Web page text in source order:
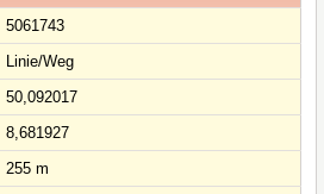
5061743
Linie/Weg
50,092017
8,681927
255 m